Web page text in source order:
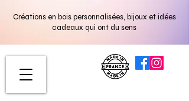
Créations en bois personnalisées, bijoux et idées
cadeaux qui ont du sens